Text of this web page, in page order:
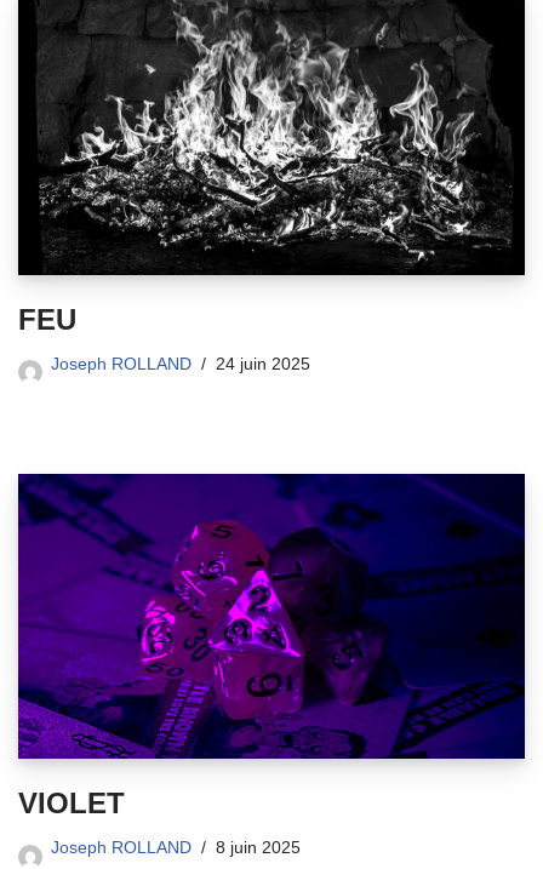
FEU
Joseph ROLLAND 24 juin 2025
VIOLET
Joseph ROLLAND 8 juin 2025